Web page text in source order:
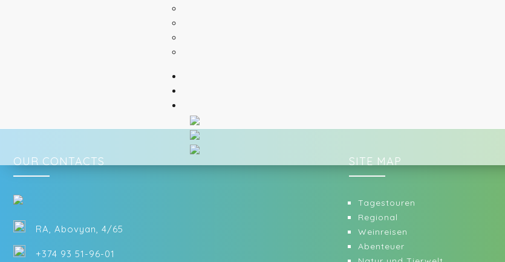
OUR CONTACTS
RA, Abovyan, 4/65
+374 93 51-96-01
SITE MAP
Tagestouren
Regional
Weinreisen
Abenteuer